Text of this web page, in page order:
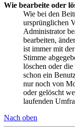
Wie bearbeite oder
Wie bei den
ursprünglichen
Administrator
bearbeiten,
ist immer mit
Stimme
löschen oder
schon ein
nur noch von
oder gelöscht
laufenden
Nach oben